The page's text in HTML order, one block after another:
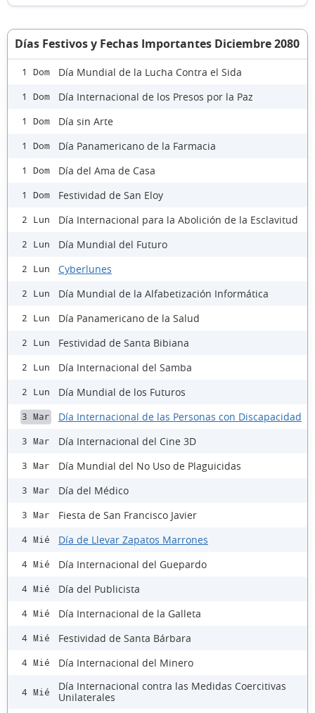
Días Festivos y Fechas Importantes Diciembre 2080
1 Dom Día Mundial de la Lucha Contra el Sida
1 Dom Día Internacional de los Presos por la Paz
1 Dom Día sin Arte
1 Dom Día Panamericano de la Farmacia
1 Dom Día del Ama de Casa
1 Dom Festividad de San Eloy
2 Lun Día Internacional para la Abolición de la Esclavitud
2 Lun Día Mundial del Futuro
2 Lun Cyberlunes
2 Lun Día Mundial de la Alfabetización Informática
2 Lun Día Panamericano de la Salud
2 Lun Festividad de Santa Bibiana
2 Lun Día Internacional del Samba
2 Lun Día Mundial de los Futuros
3 Mar Día Internacional de las Personas con Discapacidad
3 Mar Día Internacional del Cine 3D
3 Mar Día Mundial del No Uso de Plaguicidas
3 Mar Día del Médico
3 Mar Fiesta de San Francisco Javier
4 Mié Día de Llevar Zapatos Marrones
4 Mié Día Internacional del Guepardo
4 Mié Día del Publicista
4 Mié Día Internacional de la Galleta
4 Mié Festividad de Santa Bárbara
4 Mié Día Internacional del Minero
4 Mié
Día Internacional contra las Medidas Coercitivas
Unilaterales